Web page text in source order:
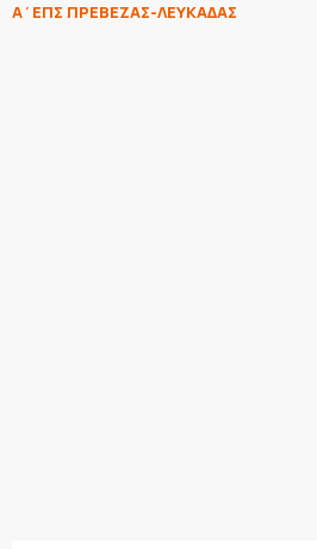
Α΄ΕΠΣ ΠΡΕΒΕΖΑΣ-ΛΕΥΚΑΔΑΣ